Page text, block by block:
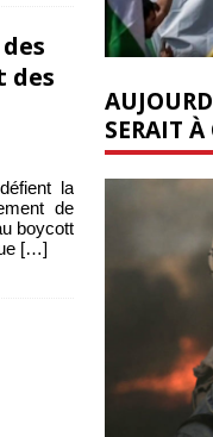
des
la
de
boycott
[…]
SERAIT